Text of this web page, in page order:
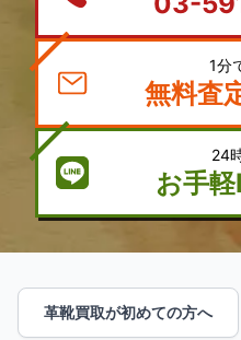
1分
無料査
24
お手
革靴買取が初めての方へ